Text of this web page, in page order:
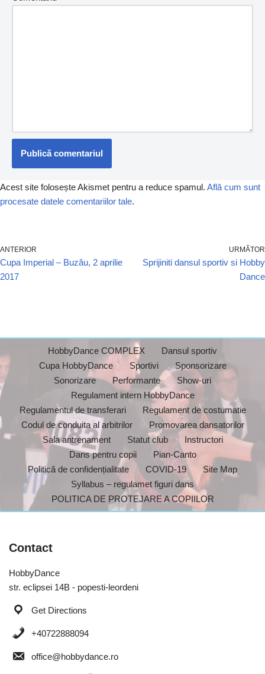
Acest site folosește Akismet pentru a reduce spamul. Află cum sunt
procesate datele comentariilor tale.
ANTERIOR
Cupa Imperial – Buzău, 2 aprilie
2017
URMĂTOR
Sprijiniti dansul sportiv si Hobby
Dance
HobbyDance COMPLEX
Dansul sportiv
Cupa HobbyDance
Sportivi
Sponsorizare
Sonorizare
Performante
Show-uri
Regulament intern HobbyDance
Regulamentul de transferari
Regulament de costumatie
Codul de conduita al arbitrilor
Promovarea dansatorilor
Sala antrenament
Statut club
Instructori
Dans pentru copii
Pian-Canto
Politică de confidențialitate
COVID-19
Site Map
Syllabus – regulamet figuri dans
POLITICA DE PROTEJARE A COPIILOR
Contact
HobbyDance
str. eclipsei 14B - popesti-leordeni
Get Directions
+40722888094
office@hobbydance.ro